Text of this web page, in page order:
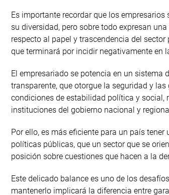
Es importante recordar que los
su diversidad, pero sobre todo expresan
respecto al papel y trascendencia del
que terminará por incidir negativamente en
El empresariado se potencia en un
transparente, que otorgue la seguridad y
condiciones de estabilidad política y social,
instituciones del gobierno nacional y
Por ello, es más eficiente para un país
políticas públicas, que un sector que se
posición sobre cuestiones que hacen a la
Este delicado balance es uno de los
mantenerlo implicará la diferencia entre